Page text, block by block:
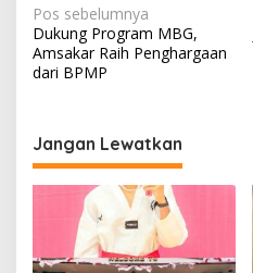
N
a
v
g
a
p
Pos sebelumnya
Dukung Program MBG,
Amsakar Raih Penghargaan
dari BPMP
Jangan Lewatkan